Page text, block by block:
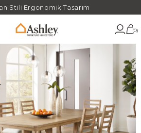
Stili Ergonomik Tasarım
0